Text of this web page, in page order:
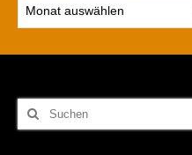
Archiv
Suchen
nach: